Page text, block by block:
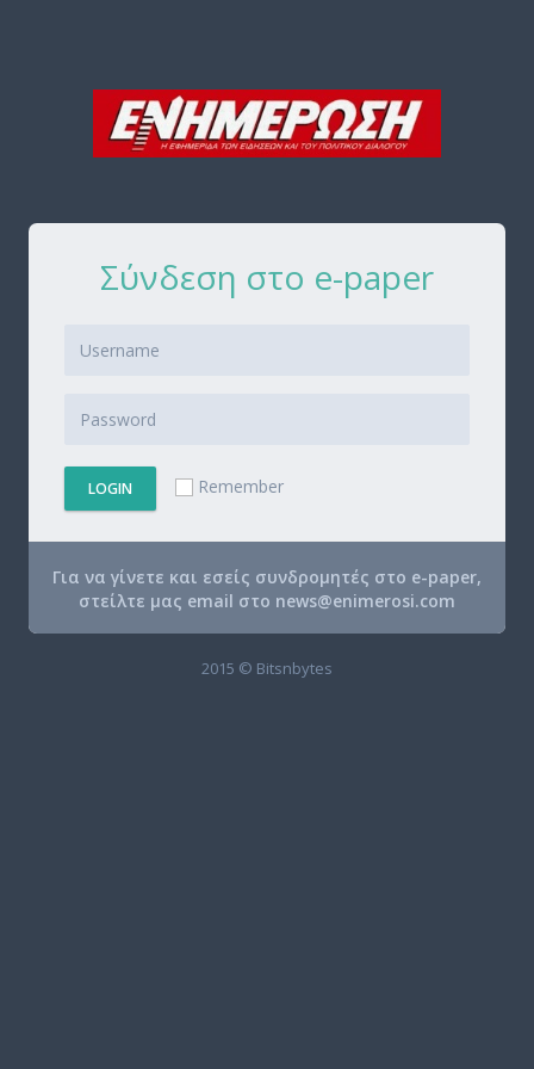
Σύνδεση στο e-paper
LOGIN Remember
Για να γίνετε και εσείς συνδρομητές στο e-paper,
στείλτε μας email στο news@enimerosi.com
2015 © Bitsnbytes